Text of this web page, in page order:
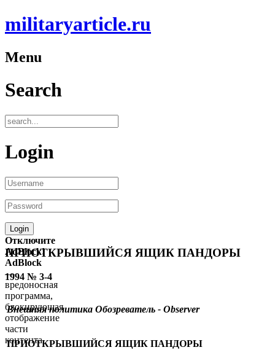
militaryarticle.ru
Menu
Search
Login
Отключите
AdBlock!
AdBlock
—
вредоносная
программа,
блокирующая
отображение
части
контента.
ПРИОТКРЫВШИЙСЯ ЯЩИК ПАНДОРЫ
1994 № 3-4
Внешняя политика Обозреватель - Observer
ПРИОТКРЫВШИЙСЯ ЯЩИК ПАНДОРЫ